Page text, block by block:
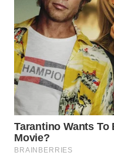
MAJALENGKA
WN
SUBANG
WN
SUKABUMI
WN
PURWAKARTA